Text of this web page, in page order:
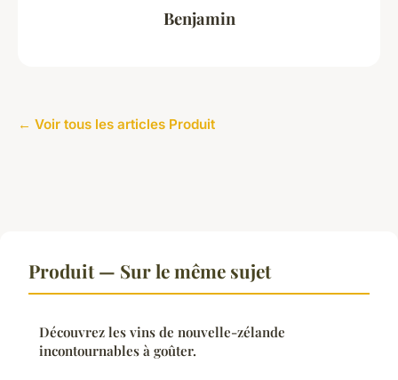
Benjamin
← Voir tous les articles Produit
Produit — Sur le même sujet
Découvrez les vins de nouvelle-zélande
incontournables à goûter.